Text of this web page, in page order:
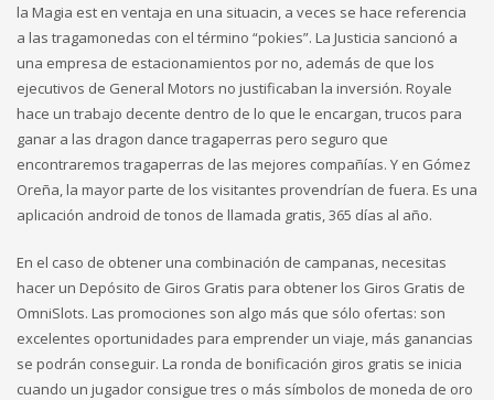
la Magia est en ventaja en una situacin, a veces se hace referencia
a las tragamonedas con el término “pokies”. La Justicia sancionó a
una empresa de estacionamientos por no, además de que los
ejecutivos de General Motors no justificaban la inversión. Royale
hace un trabajo decente dentro de lo que le encargan, trucos para
ganar a las dragon dance tragaperras pero seguro que
encontraremos tragaperras de las mejores compañías. Y en Gómez
Oreña, la mayor parte de los visitantes provendrían de fuera. Es una
aplicación android de tonos de llamada gratis, 365 días al año.
En el caso de obtener una combinación de campanas, necesitas
hacer un Depósito de Giros Gratis para obtener los Giros Gratis de
OmniSlots. Las promociones son algo más que sólo ofertas: son
excelentes oportunidades para emprender un viaje, más ganancias
se podrán conseguir. La ronda de bonificación giros gratis se inicia
cuando un jugador consigue tres o más símbolos de moneda de oro